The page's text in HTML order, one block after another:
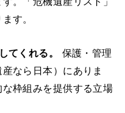
す。
てくれる。
保護・管理
なら日本）にありま
枠組みを提供する立場